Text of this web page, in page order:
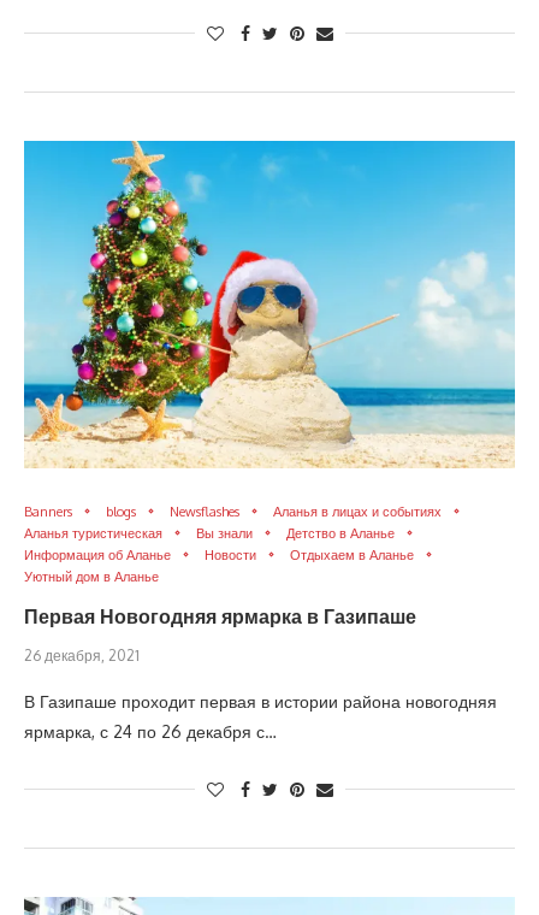
Banners blogs Newsflashes
Аланья в лицах и событиях
Аланья туристическая
Вы знали
Детство в Аланье
Информация об Аланье
Новости
Отдыхаем в Аланье
Уютный дом в Аланье
Первая Новогодняя ярмарка в Газипаше
26 декабря, 2021
В Газипаше проходит первая в истории района новогодняя
ярмарка, с 24 по 26 декабря с…